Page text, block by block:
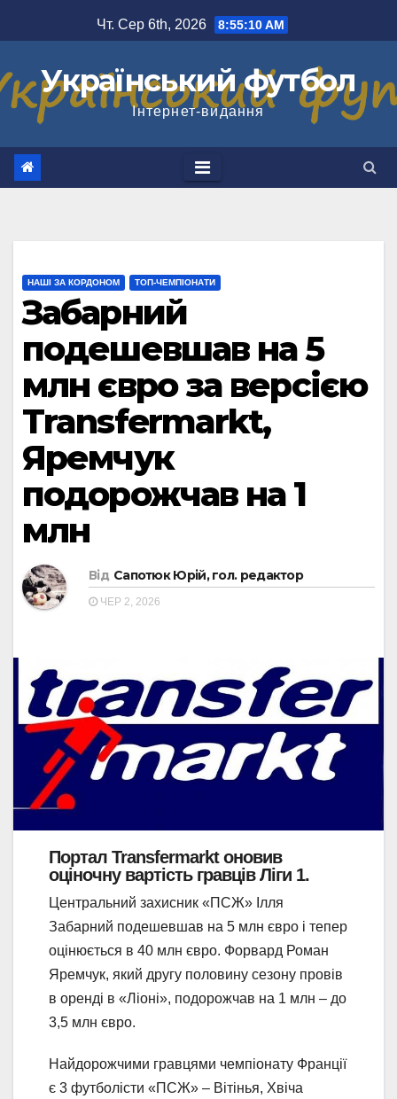
до
Чт. Сер 6th, 2026 8:55:10 AM
Український футбол
Інтернет-видання
НАШІ ЗА КОРДОНОМ ТОП-ЧЕМПІОНАТИ
Забарний
подешевшав на 5
млн євро за версією
Transfermarkt,
Яремчук
подорожчав на 1
млн
Від Сапотюк Юрій, гол. редактор
ЧЕР 2, 2026
Портал Transfermarkt оновив
оціночну вартість гравців Ліги 1.
Центральний захисник «ПСЖ» Ілля
Забарний подешевшав на 5 млн євро і тепер
оцінюється в 40 млн євро. Форвард Роман
Яремчук, який другу половину сезону провів
в оренді в «Ліоні», подорожчав на 1 млн – до
3,5 млн євро.
Найдорожчими гравцями чемпіонату Франції
є 3 футболісти «ПСЖ» – Вітінья, Хвіча